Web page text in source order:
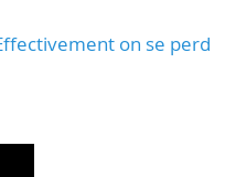
on se perd